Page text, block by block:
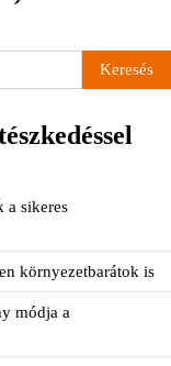
a sikeres
környezetbarátok is
módja a